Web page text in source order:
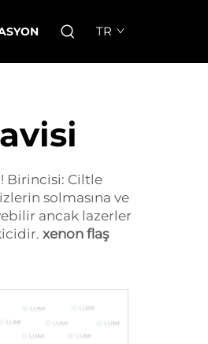
TR
Birincisi: Ciltle
solmasına ve
ancak lazerler
xenon flaş